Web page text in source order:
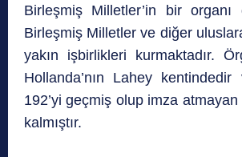
Birleşmiş Milletler’in bir organı
Birleşmiş Milletler ve diğer
yakın işbirlikleri kurmaktadır.
Hollanda’nın Lahey kentindedir
192’yi geçmiş olup imza atmayan
kalmıştır.